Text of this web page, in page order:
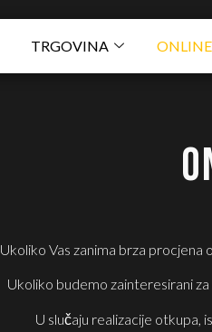
TRGOVINA
Ukoliko Vas zanima brza
Ukoliko budemo zainteresirani
U slučaju realizacije otkupa,